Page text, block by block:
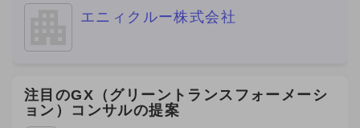
『Metoree』 https://metoree.com/ ★導入事例は
集の背景】 製造業界でもデジタルシフトが加速
流になりつつあります。 この変化を捉え、
「Metoree」への掲載を通じたリード獲得を支援
り、現在数万人の外国人労働者が登録しており、
なる拡大や将来的なIPOを見据え、将来的な経営
チームへの参画を視野に入れながら、急成長スタ
エニィクルー株式会社
注目のGX（グリーントランスフォーメーシ
ョン）コンサルの提案